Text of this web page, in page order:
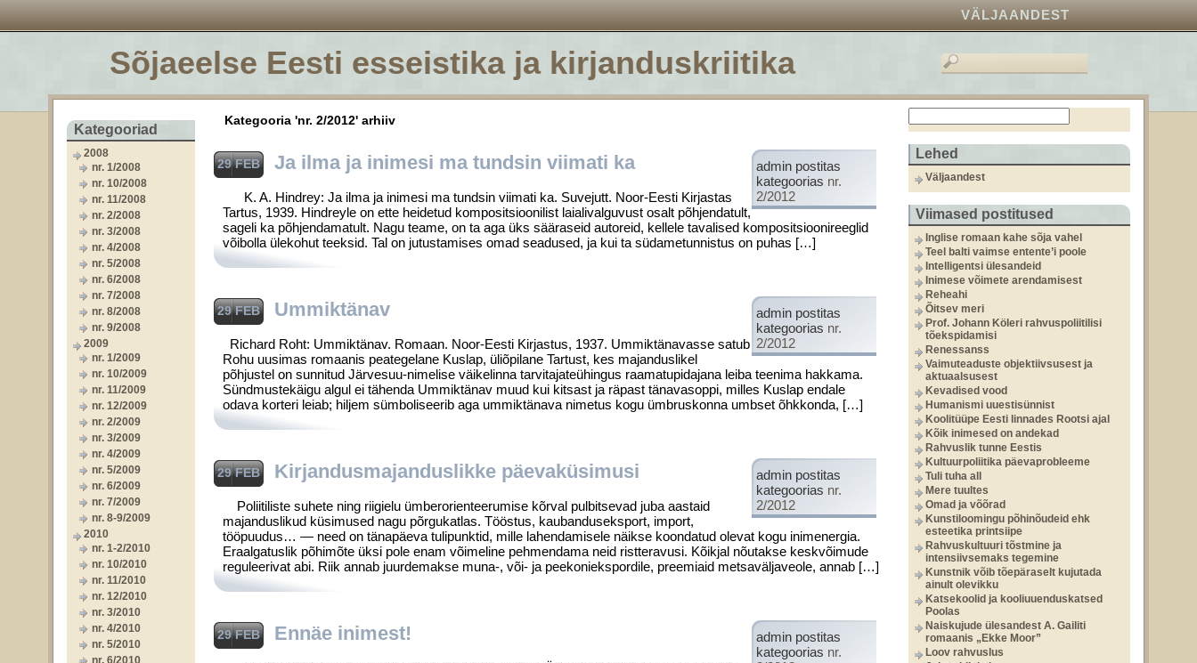
VÄLJAANDEST
Sõjaeelse Eesti esseistika ja kirjanduskriitika
Kategooriad
2008
nr. 1/2008
nr. 10/2008
nr. 11/2008
nr. 2/2008
nr. 3/2008
nr. 4/2008
nr. 5/2008
nr. 6/2008
nr. 7/2008
nr. 8/2008
nr. 9/2008
2009
nr. 1/2009
nr. 10/2009
nr. 11/2009
nr. 12/2009
nr. 2/2009
nr. 3/2009
nr. 4/2009
nr. 5/2009
nr. 6/2009
nr. 7/2009
nr. 8-9/2009
2010
nr. 1-2/2010
nr. 10/2010
nr. 11/2010
nr. 12/2010
nr. 3/2010
nr. 4/2010
nr. 5/2010
nr. 6/2010
Lehed
Väljaandest
Viimased postitused
Inglise romaan kahe sõja vahel
Teel balti vaimse entente’i poole
Intelligentsi ülesandeid
Inimese võimete arendamisest
Reheahi
Õitsev meri
Prof. Johann Köleri rahvuspoliitilisi
tõekspidamisi
Renessanss
Vaimuteaduste objektiivsusest ja
aktuaalsusest
Kevadised vood
Humanismi uuestisünnist
Koolitüüpe Eesti linnades Rootsi ajal
Kõik inimesed on andekad
Rahvuslik tunne Eestis
Kultuurpoliitika päevaprobleeme
Tuli tuha all
Mere tuultes
Omad ja võõrad
Kunstiloomingu põhinõudeid ehk
esteetika printsiipe
Rahvuskultuuri tõstmine ja
intensiivsemaks tegemine
Kunstnik võib tõepäraselt kujutada
ainult olevikku
Katsekoolid ja kooliuuenduskatsed
Poolas
Naiskujude ülesandest A. Gailiti
romaanis „Ekke Moor”
Loov rahvuslus
Kategooria 'nr. 2/2012' arhiiv
admin postitas
kategoorias nr.
2/2012
29 FEB Ja ilma ja inimesi ma tundsin viimati ka
K. A. Hindrey: Ja ilma ja inimesi ma tundsin viimati ka. Suvejutt. Noor-Eesti Kirjastas
Tartus, 1939. Hindreyle on ette heidetud kompositsioonilist laialivalguvust osalt põhjendatult,
sageli ka põhjendamatult. Nagu teame, on ta aga üks sääraseid autoreid, kellele tavalised kompositsioonireeglid
võibolla ülekohut teeksid. Tal on jutustamises omad seadused, ja kui ta südametunnistus on puhas […]
admin postitas
kategoorias nr.
2/2012
29 FEB Ummiktänav
Richard Roht: Ummiktänav. Romaan. Noor-Eesti Kirjastus, 1937. Ummiktänavasse satub
Rohu uusimas romaanis peategelane Kuslap, üliõpilane Tartust, kes majanduslikel
põhjustel on sunnitud Järvesuu-nimelise väikelinna tarvitajateühingus raamatupidajana leiba teenima hakkama.
Sündmustekäigu algul ei tähenda Ummiktänav muud kui kitsast ja räpast tänavasoppi, milles Kuslap endale
odava korteri leiab; hiljem sümboliseerib aga ummiktänava nimetus kogu ümbruskonna umbset õhkkonda, […]
admin postitas
kategoorias nr.
2/2012
29 FEB Kirjandusmajanduslikke päevaküsimusi
Poliitiliste suhete ning riigielu ümberorienteerumise kõrval pulbitsevad juba aastaid
majanduslikud küsimused nagu põrgukatlas. Tööstus, kaubanduseksport, import,
tööpuudus… — need on tänapäeva tulipunktid, mille lahendamisele näikse koondatud olevat kogu inimenergia.
Eraalgatuslik põhimõte üksi pole enam võimeline pehmendama neid ristteravusi. Kõikjal nõutakse keskvõimude
reguleerivat abi. Riik annab juurdemakse muna-, või- ja peekoniekspordile, preemiaid metsaväljaveole, annab […]
admin postitas
kategoorias nr.
29 FEB Ennäe inimest!